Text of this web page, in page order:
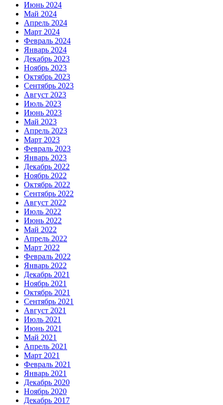
Июнь 2024
Май 2024
Апрель 2024
Март 2024
Февраль 2024
Январь 2024
Декабрь 2023
Ноябрь 2023
Октябрь 2023
Сентябрь 2023
Август 2023
Июль 2023
Июнь 2023
Май 2023
Апрель 2023
Март 2023
Февраль 2023
Январь 2023
Декабрь 2022
Ноябрь 2022
Октябрь 2022
Сентябрь 2022
Август 2022
Июль 2022
Июнь 2022
Май 2022
Апрель 2022
Март 2022
Февраль 2022
Январь 2022
Декабрь 2021
Ноябрь 2021
Октябрь 2021
Сентябрь 2021
Август 2021
Июль 2021
Июнь 2021
Май 2021
Апрель 2021
Март 2021
Февраль 2021
Январь 2021
Декабрь 2020
Ноябрь 2020
Декабрь 2017